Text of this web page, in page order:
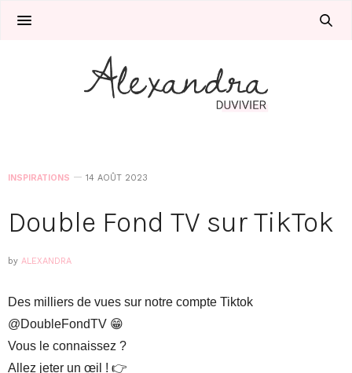
INSPIRATIONS 14 AOÛT 2023
Double Fond TV sur TikTok
by ALEXANDRA
Des milliers de vues sur notre compte Tiktok
@DoubleFondTV 😁
Vous le connaissez ?
Allez jeter un œil ! 👉